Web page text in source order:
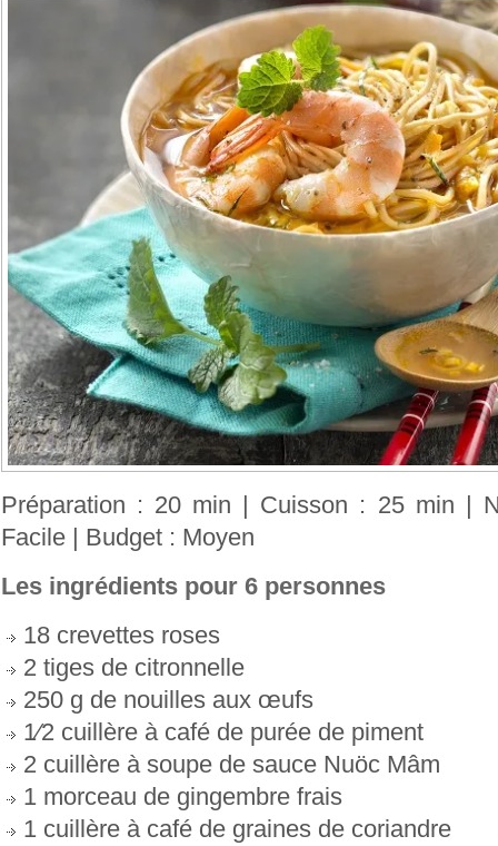
Préparation : 20 min | Cuisson : 25 min |
Facile | Budget : Moyen
Les ingrédients pour 6 personnes
18 crevettes roses
2 tiges de citronnelle
250 g de nouilles aux œufs
1⁄2 cuillère à café de purée de piment
2 cuillère à soupe de sauce Nuöc Mâm
1 morceau de gingembre frais
1 cuillère à café de graines de coriandre